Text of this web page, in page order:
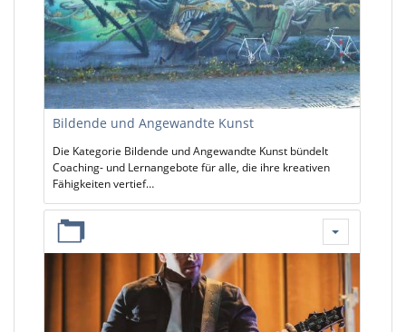
Bildende und Angewandte Kunst
Die Kategorie Bildende und Angewandte Kunst bündelt
Coaching- und Lernangebote für alle, die ihre kreativen
Fähigkeiten vertief…